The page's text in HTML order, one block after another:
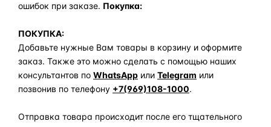
ошибок при заказе. Покупка:
ПОКУПКА:
Добавьте нужные Вам товары в корзину и оформите
заказ. Также это можно сделать с помощью наших
консультантов по WhatsApp или Telegram или
позвонив по телефону +7(969)108-1000.
Отправка товара происходит после его тщательного